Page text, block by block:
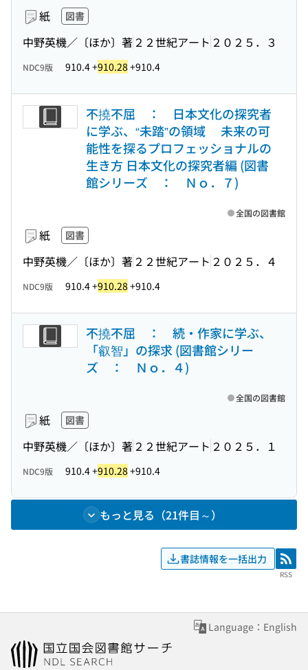
紙 図書
中野英機／〔ほか〕著 ２２世紀アート ２０２５．３
NDC9版 910.4 +910.28 +910.4
不撓不屈 ： 日本文化の探究者
に学ぶ、“未踏”の領域 未来の可
能性を探るプロフェッショナルの
生き方 日本文化の探究者編 (図書
館シリーズ ： Ｎｏ．７)
紙 図書
中野英機／〔ほか〕著 ２２世紀アート ２０２５．４
全国の図書館
NDC9版 910.4 +910.28 +910.4
不撓不屈 ： 続・作家に学ぶ、
「叡智」の探求 (図書館シリー
ズ ： Ｎｏ．４)
紙 図書
中野英機／〔ほか〕著 ２２世紀アート ２０２５．１
全国の図書館
NDC9版 910.4 +910.28 +910.4
もっと見る（21件目～）
書誌情報を一括出力 RSS
RSS
Language：English